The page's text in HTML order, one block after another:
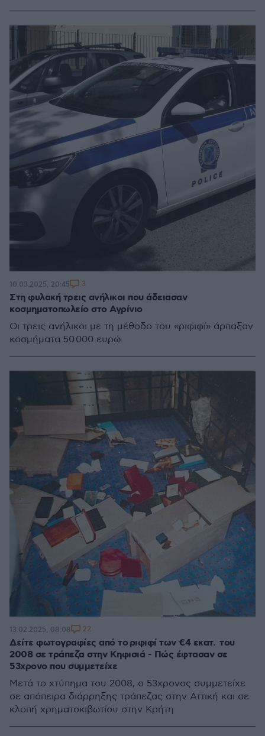
Στη φυλακή τρεις ανήλικοι που άδειασαν
κοσμηματοπωλείο στο Αγρίνιο
Οι τρεις ανήλικοι με τη μέθοδο του «ριφιφί» άρπαξαν
κοσμήματα 50.000 ευρώ
10.03.2025, 20:45 3
Δείτε φωτογραφίες από το ριφιφί των €4 εκατ. του
2008 σε τράπεζα στην Κηφισιά - Πώς έφτασαν σε
53χρονο που συμμετείχε
Μετά το χτύπημα του 2008, ο 53χρονος συμμετείχε
σε απόπειρα διάρρηξης τράπεζας στην Αττική και σε
κλοπή χρηματοκιβωτίου στην Κρήτη
13.02.2025, 08:08 22